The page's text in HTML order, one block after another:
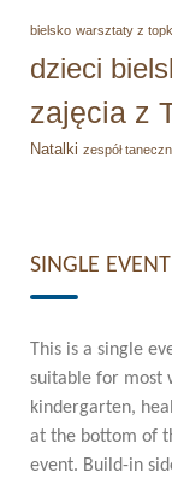
bielsko warsztaty z
dzieci
zajęcia z
Natalki zespół
SINGLE
This is a single
suitable for most
kindergarten,
at the bottom of
event. Build-in